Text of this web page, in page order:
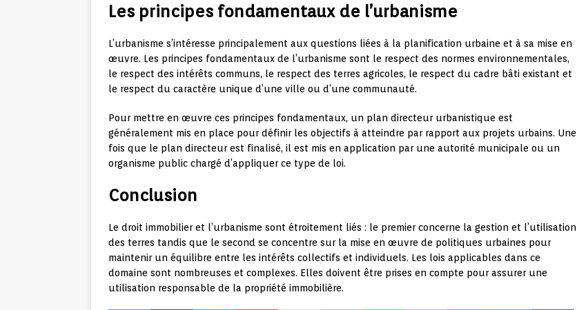
Les principes fondamentaux de l’urbanisme
L’urbanisme s’intéresse principalement aux questions liées à la planification urbaine et à sa mise en
œuvre. Les principes fondamentaux de l’urbanisme sont le respect des normes environnementales,
le respect des intérêts communs, le respect des terres agricoles, le respect du cadre bâti existant et
le respect du caractère unique d’une ville ou d’une communauté.
Pour mettre en œuvre ces principes fondamentaux, un plan directeur urbanistique est
généralement mis en place pour définir les objectifs à atteindre par rapport aux projets urbains. Une
fois que le plan directeur est finalisé, il est mis en application par une autorité municipale ou un
organisme public chargé d’appliquer ce type de loi.
Conclusion
Le droit immobilier et l’urbanisme sont étroitement liés : le premier concerne la gestion et l’utilisation
des terres tandis que le second se concentre sur la mise en œuvre de politiques urbaines pour
maintenir un équilibre entre les intérêts collectifs et individuels. Les lois applicables dans ce
domaine sont nombreuses et complexes. Elles doivent être prises en compte pour assurer une
utilisation responsable de la propriété immobilière.